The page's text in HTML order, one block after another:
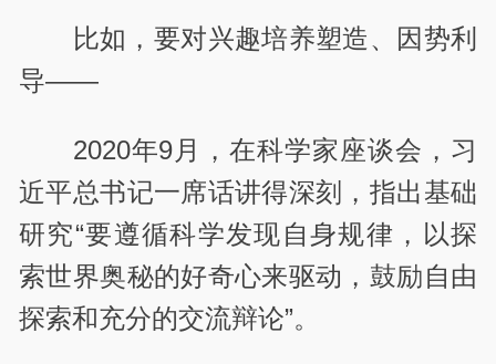
比如，要对兴趣培养塑造、因势利
导——
2020年9月，在科学家座谈会，习
近平总书记一席话讲得深刻，指出基础
研究“要遵循科学发现自身规律，以探
索世界奥秘的好奇心来驱动，鼓励自由
探索和充分的交流辩论”。